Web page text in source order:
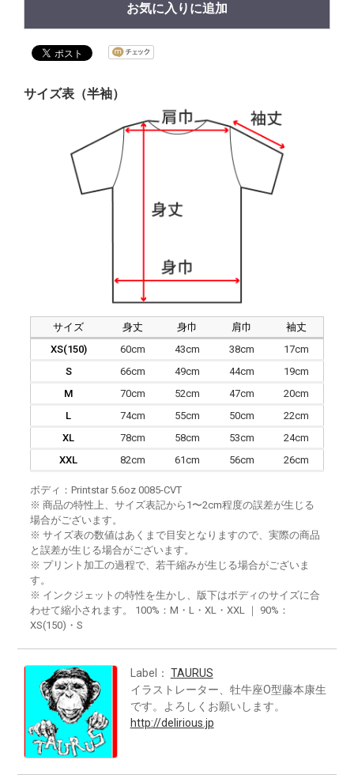
お気に入りに追加
サイズ表（半袖）
サイズ 身丈 身巾 肩巾
袖丈
XS(150)
60cm 43cm 38cm
17cm
S
66cm 49cm 44cm
19cm
M
70cm 52cm 47cm
20cm
L
74cm 55cm 50cm
22cm
XL
78cm 58cm 53cm
24cm
XXL
82cm 61cm 56cm 26cm
ボディ：Printstar 5.6oz 0085-CVT
※ 商品の特性上、サイズ表記から1〜2cm程度の誤差が生じる
場合がございます。
※ サイズ表の数値はあくまで目安となりますので、実際の商品
と誤差が生じる場合がございます。
※ プリント加工の過程で、若干縮みが生じる場合がございま
す。
※ インクジェットの特性を生かし、版下はボディのサイズに合
わせて縮小されます。 100%：M・L・XL・XXL ｜ 90%：
XS(150)・S
Label： TAURUS
イラストレーター、牡牛座O型藤本康生
です。よろしくお願いします。
http://delirious.jp